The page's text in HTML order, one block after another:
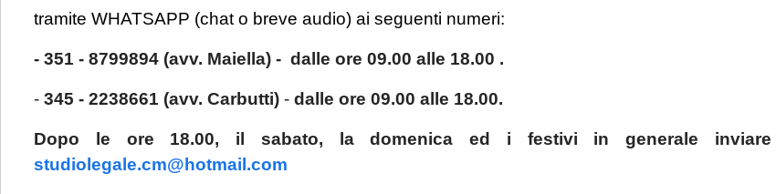
tramite WHATSAPP (chat o breve audio) ai seguenti numeri:
- 351 - 8799894 (avv. Maiella) - dalle ore 09.00 alle 18.00 .
- 345 - 2238661 (avv. Carbutti) - dalle ore 09.00 alle 18.00.
Dopo le ore 18.00, il sabato, la domenica ed i festivi in generale
studiolegale.cm@hotmail.com